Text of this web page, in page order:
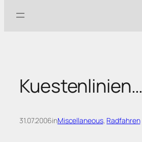
Kuestenlinien…
31.07.2006inMiscellaneous, Radfahren